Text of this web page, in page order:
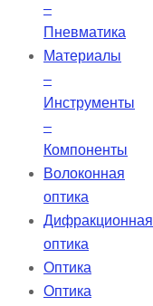
–
Пневматика
Материалы
–
Инструменты
–
Компоненты
Волоконная
оптика
Дифракционная
оптика
Оптика
Оптика